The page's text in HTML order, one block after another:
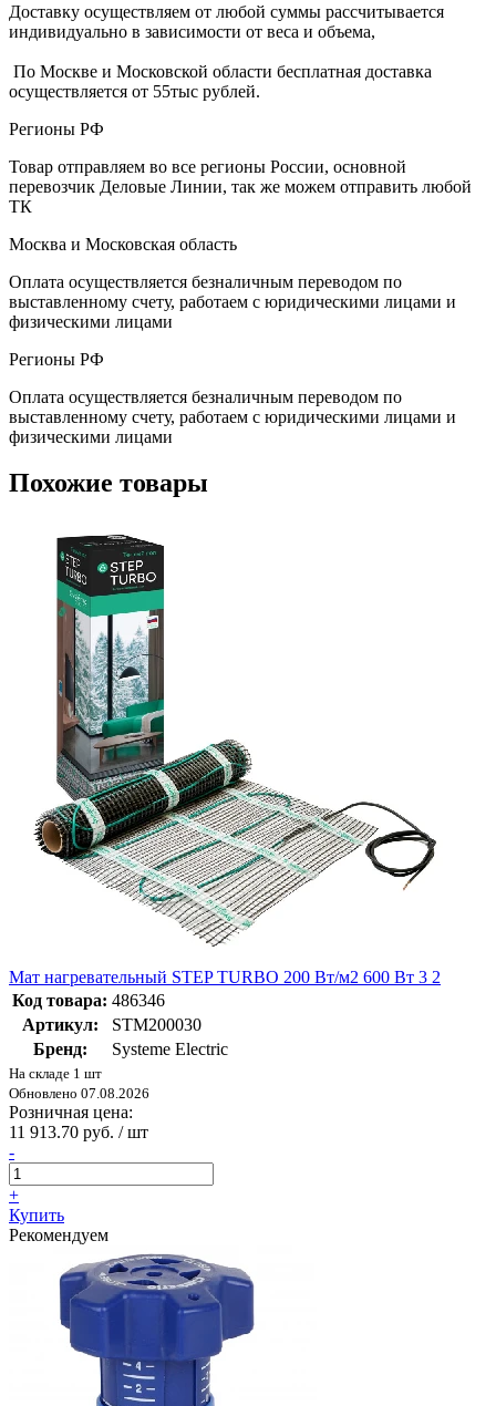
Доставку осуществляем от любой суммы рассчитывается
индивидуально в зависимости от веса и объема,
По Москве и Московской области бесплатная доставка
осуществляется от 55тыс рублей.
Регионы РФ
Товар отправляем во все регионы России, основной
перевозчик Деловые Линии, так же можем отправить любой
ТК
Москва и Московская область
Оплата осуществляется безналичным переводом по
выставленному счету, работаем с юридическими лицами и
физическими лицами
Регионы РФ
Оплата осуществляется безналичным переводом по
выставленному счету, работаем с юридическими лицами и
физическими лицами
Похожие товары
Мат нагревательный STEP TURBO 200 Вт/м2 600 Вт 3 2
Код товара: 486346
Артикул:
STM200030
Бренд:
Systeme Electric
На складе 1 шт
Обновлено 07.08.2026
Розничная цена:
11 913.70 руб. / шт
-
+
Купить
Рекомендуем